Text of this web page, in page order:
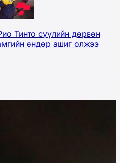
Тинто сүүлийн дөрвөн
өндөр ашиг олжээ